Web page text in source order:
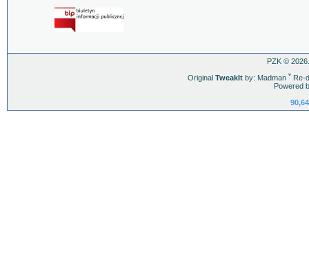
PZK ©
Original TweakItby: Madman ˇRe-
Powered